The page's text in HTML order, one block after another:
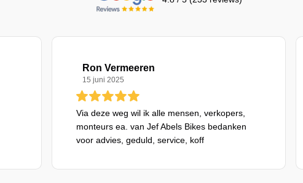
Ron Vermeeren
15 juni 2025
Via deze weg wil ik alle mensen, verkopers,
monteurs ea. van Jef Abels Bikes bedanken
voor advies, geduld, service, koff